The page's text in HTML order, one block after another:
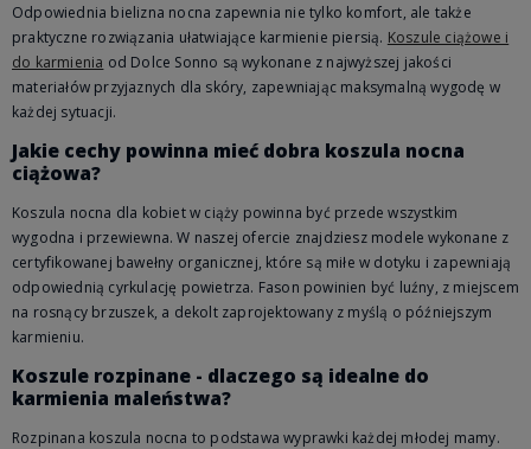
Odpowiednia bielizna nocna zapewnia nie tylko komfort, ale także
praktyczne rozwiązania ułatwiające karmienie piersią. Koszule ciążowe i
do karmienia od Dolce Sonno są wykonane z najwyższej jakości
materiałów przyjaznych dla skóry, zapewniając maksymalną wygodę w
każdej sytuacji.
Jakie cechy powinna mieć dobra koszula nocna
ciążowa?
Koszula nocna dla kobiet w ciąży powinna być przede wszystkim
wygodna i przewiewna. W naszej ofercie znajdziesz modele wykonane z
certyfikowanej bawełny organicznej, które są miłe w dotyku i zapewniają
odpowiednią cyrkulację powietrza. Fason powinien być luźny, z miejscem
na rosnący brzuszek, a dekolt zaprojektowany z myślą o późniejszym
karmieniu.
Koszule rozpinane - dlaczego są idealne do
karmienia maleństwa?
Rozpinana koszula nocna to podstawa wyprawki każdej młodej mamy.